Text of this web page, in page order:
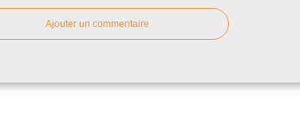
Ajouter un commentaire